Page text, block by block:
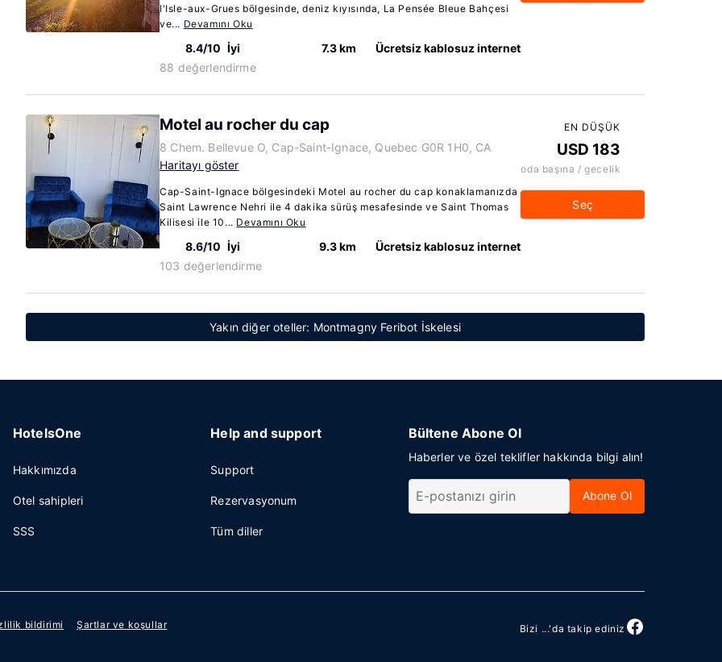
l'Isle-aux-Grues bölgesinde, deniz kıyısında, La Pensée Bleue Bahçesi
ve... Devamını Oku
8.4/10 İyi
88 değerlendirme
7.3 km Ücretsiz kablosuz internet
Motel au rocher du cap
8 Chem. Bellevue O, Cap-Saint-Ignace, Quebec G0R 1H0, CA
Haritayı göster
Cap-Saint-Ignace bölgesindeki Motel au rocher du cap konaklamanızda
Saint Lawrence Nehri ile 4 dakika sürüş mesafesinde ve Saint Thomas
Kilisesi ile 10... Devamını Oku
8.6/10 İyi
103 değerlendirme
9.3 km Ücretsiz kablosuz internet
EN DÜŞÜK
USD 183
oda başına / gecelik
Seç
Yakın diğer oteller: Montmagny Feribot İskelesi
HotelsOne
Hakkımızda
Otel sahipleri
SSS
Help and support
Support
Rezervasyonum
Tüm diller
Bültene Abone Ol
Haberler ve özel teklifler hakkında bilgi alın!
Abone Ol
bildirimi Şartlar ve koşullar Bizi ...'da takip ediniz